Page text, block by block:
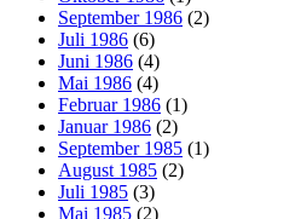
September 1986 (2)
Juli 1986 (6)
Juni 1986 (4)
Mai 1986 (4)
Februar 1986 (1)
Januar 1986 (2)
September 1985 (1)
August 1985 (2)
Juli 1985 (3)
Mai 1985 (2)